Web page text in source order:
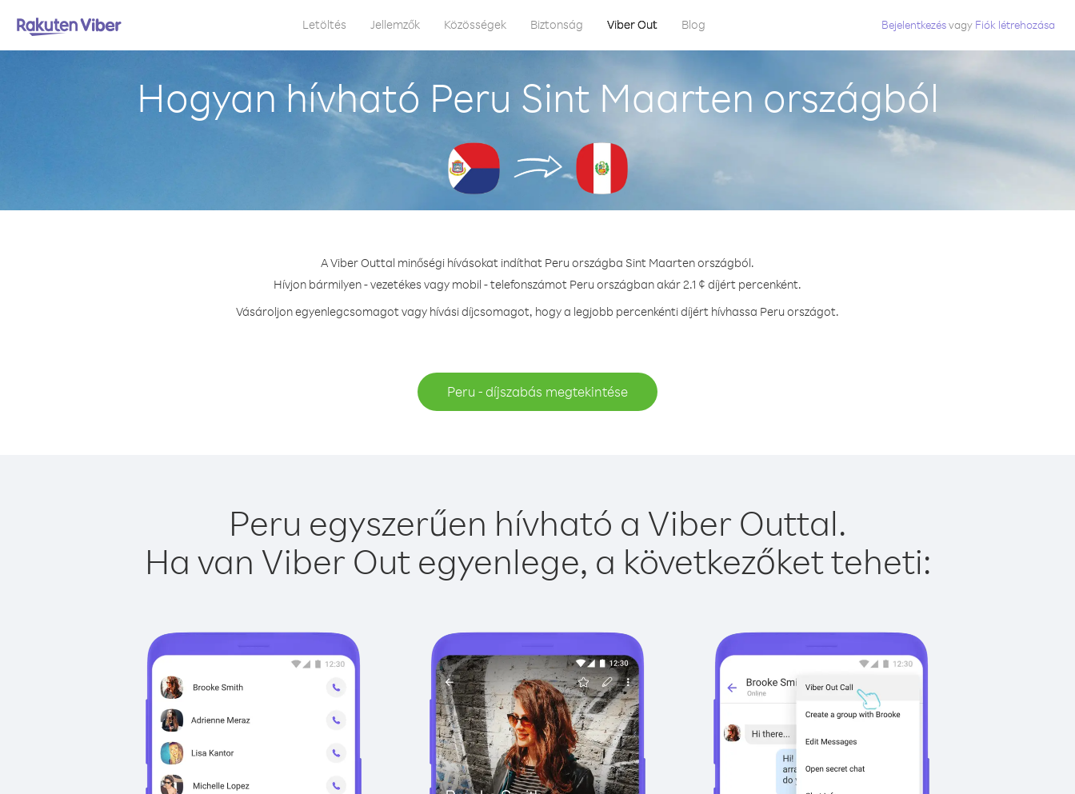
Letöltés Jellemzők Közösségek Biztonság Viber Out Blog Bejelentkezésvagy Fiók létrehozása
Hogyan hívható Peru Sint Maarten országból
A Viber Outtal minőségi hívásokat indíthat Peru országba Sint Maarten országból.
Hívjon bármilyen - vezetékes vagy mobil - telefonszámot Peru országban akár 2.1 ¢ díjért percenként.
Vásároljon egyenlegcsomagot vagy hívási díjcsomagot, hogy a legjobb percenkénti díjért hívhassa Peru országot.
Peru - díjszabás megtekintése
Peru egyszerűen hívható a Viber Outtal.
Ha van Viber Out egyenlege, a következőket teheti: